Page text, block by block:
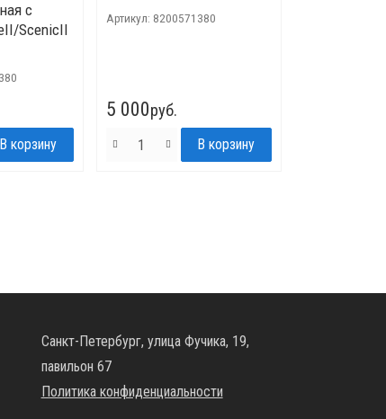
с
ScenicII
Артикул: 8200571380
5 000руб.
Санкт-Петербург, улица Фучика, 19,
павильон 67
Политика конфиденциальности